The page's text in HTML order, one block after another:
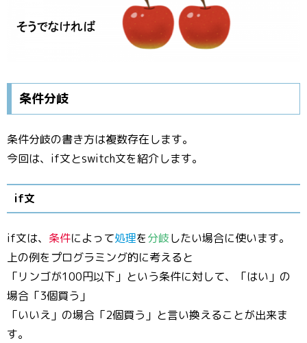
条件分岐
条件分岐の書き方は複数存在します。
今回は、if文とswitch文を紹介します。
if文
if文は、 条件によって処理を分岐したい場合に使います。
上の例をプログラミング的に考えると
「リンゴが100円以下」という条件に対して、「はい」の
場合「3個買う」
「いいえ」の場合「2個買う」と言い換えることが出来ま
す。